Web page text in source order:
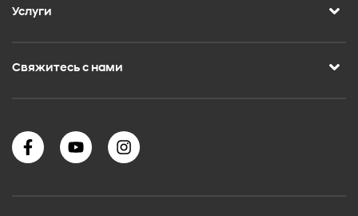
Услуги
Свяжитесь с нами